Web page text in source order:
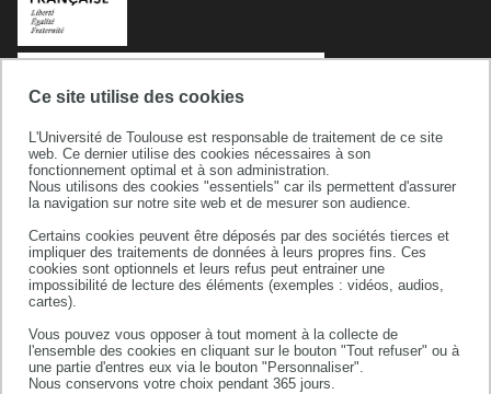
Ce site utilise des cookies
L'Université de Toulouse est responsable de traitement de ce site
web. Ce dernier utilise des cookies nécessaires à son
fonctionnement optimal et à son administration.
Nous utilisons des cookies "essentiels" car ils permettent d'assurer
la navigation sur notre site web et de mesurer son audience.
Certains cookies peuvent être déposés par des sociétés tierces et
impliquer des traitements de données à leurs propres fins. Ces
cookies sont optionnels et leurs refus peut entrainer une
impossibilité de lecture des éléments (exemples : vidéos, audios,
cartes).
Vous pouvez vous opposer à tout moment à la collecte de
l'ensemble des cookies en cliquant sur le bouton "Tout refuser" ou à
une partie d'entres eux via le bouton "Personnaliser".
Nous conservons votre choix pendant 365 jours.
Université de Toulouse
118 route de Narbonne
31062 TOULOUSE CEDEX 9
téléphone +33 (0)5 61 55 66 11